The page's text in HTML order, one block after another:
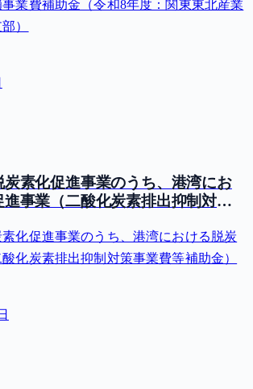
業費補助金（令和8年度：関東東北産業
）
素化促進事業のうち、港湾にお
事業（二酸化炭素排出抑制対策
化促進事業のうち、港湾における脱炭
化炭素排出抑制対策事業費等補助金）